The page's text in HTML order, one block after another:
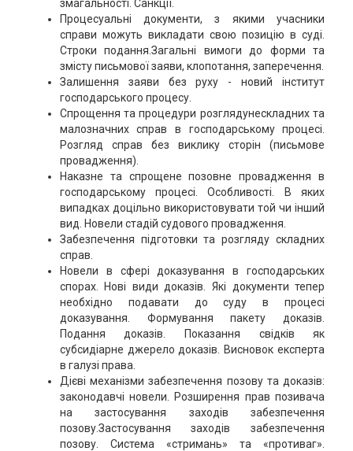
змагальності. Санкції.
Процесуальні документи, з якими учасники
справи можуть викладати свою позицію в суді.
Строки подання.Загальні вимоги до форми та
змісту письмової заяви, клопотання, заперечення.
Залишення заяви без руху - новий інститут
господарського процесу.
Спрощення та процедури розглядунескладних та
малозначних справ в господарському процесі.
Розгляд справ без виклику сторін (письмове
провадження).
Наказне та спрощене позовне провадження в
господарському процесі. Особливості. В яких
випадках доцільно використовувати той чи інший
вид. Новели стадій судового провадження.
Забезпечення підготовки та розгляду складних
справ.
Новели в сфері доказування в господарських
спорах. Нові види доказів. Які документи тепер
необхідно подавати до суду в процесі
доказування. Формування пакету доказів.
Подання доказів. Показання свідків як
субсидіарне джерело доказів. Висновок експерта
в галузі права.
Дієві механізми забезпечення позову та доказів:
законодавчі новели. Розширення прав позивача
на застосування заходів забезпечення
позову.Застосування заходів забезпечення
позову. Система «стримань» та «противаг».